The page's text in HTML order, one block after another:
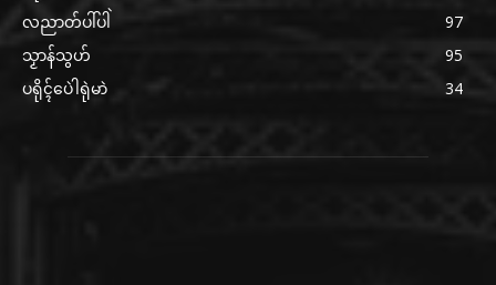
လညာတ်ပါ်ပါဲ
97
သၟာန်သွဟ်
95
ပရိုၚ်ပေဲါရုဲမာဲ
34